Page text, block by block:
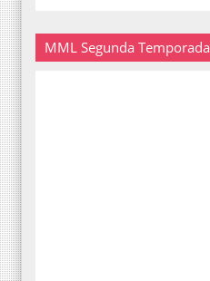
MML Segunda Temporada